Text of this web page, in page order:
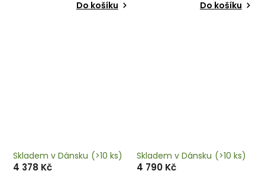
Do košíku Do košíku
Skladem v Dánsku (>10 ks)
4 378 Kč
Skladem v Dánsku (>10 ks)
4 790 Kč